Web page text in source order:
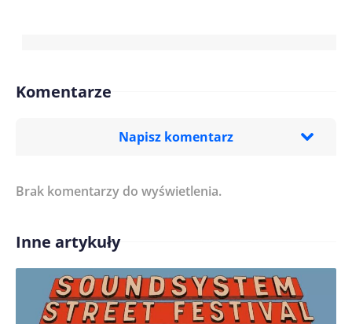
Komentarze
Napisz komentarz
Treść komentarza*
Imię/ Nick*
Brak komentarzy do wyświetlenia.
Inne artykuły